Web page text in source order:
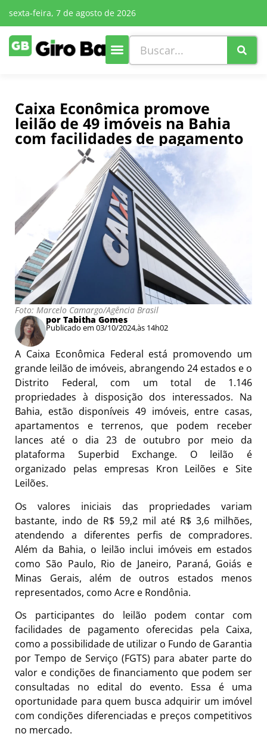
sexta-feira, 7 de agosto de 2026
Caixa Econômica promove
leilão de 49 imóveis na Bahia
com facilidades de pagamento
Foto: Marcelo Camargo/Agência Brasil
por Tabitha Gomes
Publicado em 03/10/2024,às 14h02
A Caixa Econômica Federal está promovendo um
grande leilão de imóveis, abrangendo 24 estados e o
Distrito Federal, com um total de 1.146
propriedades à disposição dos interessados. Na
Bahia, estão disponíveis 49 imóveis, entre casas,
apartamentos e terrenos, que podem receber
lances até o dia 23 de outubro por meio da
plataforma Superbid Exchange. O leilão é
organizado pelas empresas Kron Leilões e Site
Leilões.
Os valores iniciais das propriedades variam
bastante, indo de R$ 59,2 mil até R$ 3,6 milhões,
atendendo a diferentes perfis de compradores.
Além da Bahia, o leilão inclui imóveis em estados
como São Paulo, Rio de Janeiro, Paraná, Goiás e
Minas Gerais, além de outros estados menos
representados, como Acre e Rondônia.
Os participantes do leilão podem contar com
facilidades de pagamento oferecidas pela Caixa,
como a possibilidade de utilizar o Fundo de Garantia
por Tempo de Serviço (FGTS) para abater parte do
valor e condições de financiamento que podem ser
consultadas no edital do evento. Essa é uma
oportunidade para quem busca adquirir um imóvel
com condições diferenciadas e preços competitivos
no mercado.